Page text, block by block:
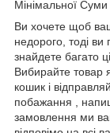
Мінімальної
Ви хочете щоб
недорого, тоді
знайдете багато
Вибирайте товар
кошик і
побажання ,
замовлення ми